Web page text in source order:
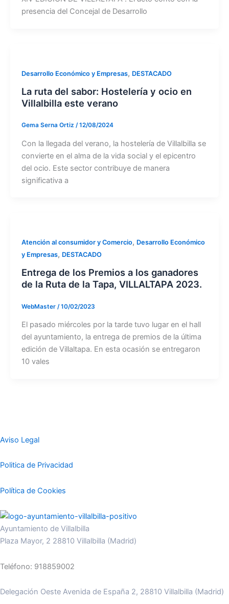
presencia del Concejal de Desarrollo
Desarrollo Económico y Empresas, DESTACADO
La ruta del sabor: Hostelería y ocio en
Villalbilla este verano
Gema Serna Ortiz /12/08/2024
Con la llegada del verano, la hostelería de Villalbilla se
convierte en el alma de la vida social y el epicentro
del ocio. Este sector contribuye de manera
significativa a
Atención al consumidor y Comercio, Desarrollo Económico
y Empresas, DESTACADO
Entrega de los Premios a los ganadores
de la Ruta de la Tapa, VILLALTAPA 2023.
WebMaster /10/02/2023
El pasado miércoles por la tarde tuvo lugar en el hall
del ayuntamiento, la entrega de premios de la última
edición de Villaltapa. En esta ocasión se entregaron
10 vales
Aviso Legal
Politica de Privacidad
Política de Cookies
Ayuntamiento de Villalbilla
Plaza Mayor, 2 28810 Villalbilla (Madrid)
Teléfono: 918859002
Delegación Oeste Avenida de España 2, 28810 Villalbilla (Madrid)